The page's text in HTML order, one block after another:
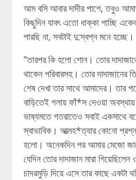
আম বসি আবার দাদীর পাশে, তবুও
কিছুদিন যাবৎ এতো ধাক্কা পাচ্ছি
পারছি না, সবটাই দু:স্বপ্ন মনে হচ্ছে।
“তারপর কি হলো শোন। তোর
থাকেন পরিবারসহ। তোর দাদাজানের
শেষ দেখা তার সাথে আমাদের। তার
বাড়িতেই গলায় ফাঁ*স দেওয়া অবস্থায়
ভাষ্যমতে গতরাতেও সবাই একসাথে
স্বাভাবিক। আত্মহ*ত্যার কোনো
হলো। অনেকদিন পর আমার মেজো
যেদিন তোর দাদাজান মারা
চাদরমুড়ি দিয়ে এসে তার কাছে একটা